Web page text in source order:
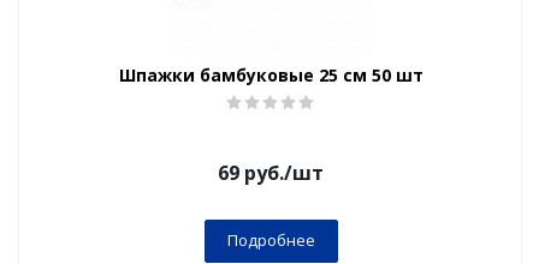
Шпажки бамбуковые 25 см 50 шт
69 руб./шт
Подробнее